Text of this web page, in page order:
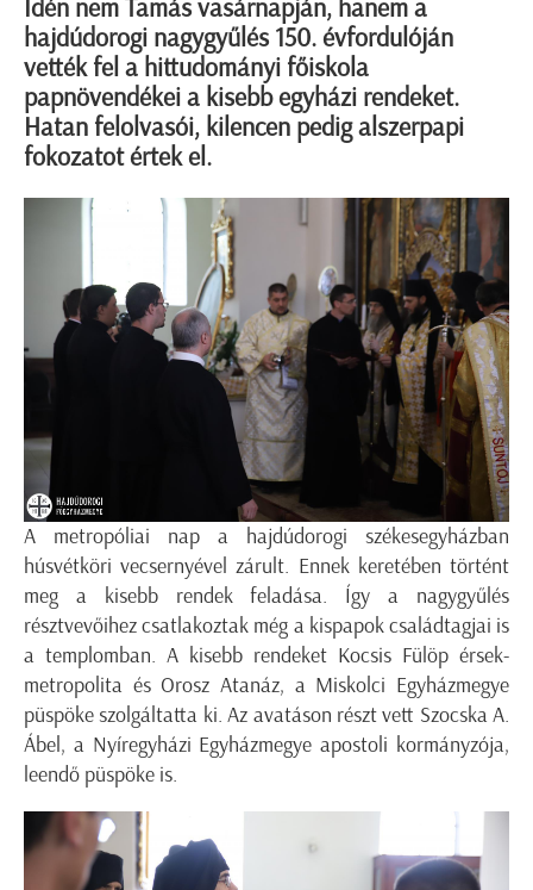
Idén nem Tamás vasárnapján, hanem a
hajdúdorogi nagygyűlés 150. évfordulóján
vették fel a hittudományi főiskola
papnövendékei a kisebb egyházi rendeket.
Hatan felolvasói, kilencen pedig alszerpapi
fokozatot értek el.
A metropóliai nap a hajdúdorogi székesegyházban
húsvétköri vecsernyével zárult. Ennek keretében történt
meg a kisebb rendek feladása. Így a nagygyűlés
résztvevőihez csatlakoztak még a kispapok családtagjai is
a templomban. A kisebb rendeket Kocsis Fülöp érsek-
metropolita és Orosz Atanáz, a Miskolci Egyházmegye
püspöke szolgáltatta ki. Az avatáson részt vett Szocska A.
Ábel, a Nyíregyházi Egyházmegye apostoli kormányzója,
leendő püspöke is.